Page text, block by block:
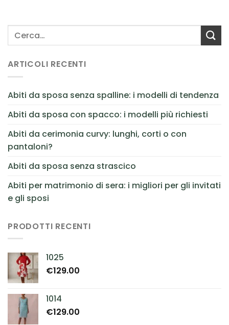
ARTICOLI RECENTI
Abiti da sposa senza spalline: i modelli di tendenza
Abiti da sposa con spacco: i modelli più richiesti
Abiti da cerimonia curvy: lunghi, corti o con
pantaloni?
Abiti da sposa senza strascico
Abiti per matrimonio di sera: i migliori per gli invitati
e gli sposi
PRODOTTI RECENTI
1025
€129.00
1014
€129.00